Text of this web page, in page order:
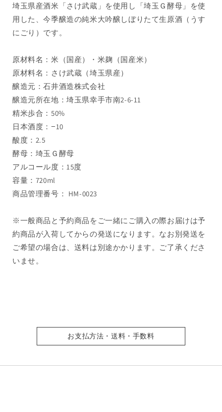
原
酒
（う
に
ご
り）
「一
期
一
会」
720ml（1
本）
要
冷
蔵
の
量
を
減
ら
原
酒
に
ご
り）
「一
期
本）
要
量
を
増
埼玉県産酒米「さけ武蔵」を使用し「埼玉Ｇ酵母」を使
用した、今季醸造の純米大吟醸しぼりたて生原酒（うす
にごり）です。
原材料名：米（国産）・米麹（国産米）
原材料名：さけ武蔵（埼玉県産）
醸造元：石井酒造株式会社
醸造元所在地：埼玉県幸手市南2-6-11
精米歩合：50%
日本酒度：−10
酸度：2.5
酵母：埼玉Ｇ酵母
アルコール度：15度
容量：720ml
商品管理番号： HM-0023
※一般商品と予約商品をご一緒にご購入の際お届けは予
約商品が入荷してからの発送になります。なお別発送を
ご希望の場合は、送料は別途かかります。ご了承くださ
いませ。
お支払方法・送料・手数料